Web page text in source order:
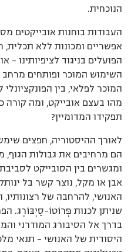
הנוכחית.
העבודות בוחנות אובייקטים
אפשריים ומכונות ללא תכלית,
הפועלים בניגוד לציפיותינו –
השימוש המוכר ופותחים מרחב
המוכר לפלאי, בין
מהו בעצם אובייקט, ומה
תפקידו המדומיין?
לאורך ההיסטוריה, חפצים
הם מרחיבים את גבולות
ומגשרים בין הסובייקט
אבן או מקל, נוצר קשר בל
האנושי, להרחבה של
שניתן לכנות פְּרוֹטוֹ-סַיְבּוֹרְג.
בדרך אל הסיבורג המודרני
היסודית של האנושי – תנאי